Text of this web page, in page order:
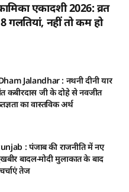
एकादशी 2026: व्रत
नहीं तो कम हो
Jalandhar : नथनी दीनी यार
कबीरदास जी के दोहे से नवजीत
का वास्तविक अर्थ
: पंजाब की राजनीति में नए
बादल-मोदी मुलाकात के बाद
तेज